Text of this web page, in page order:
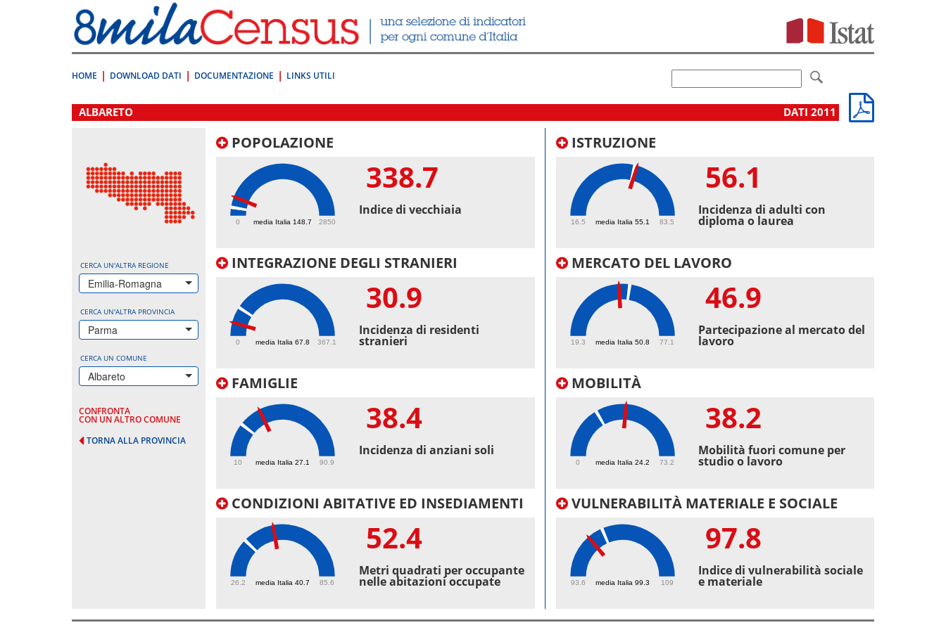
direttamente
a:
Contenuto
HOME DOWNLOAD DATI DOCUMENTAZIONE LINKS UTILI
.
ALBARETO DATI 2011
CERCA UN'ALTRA REGIONE
Emilia-Romagna
CERCA UN'ALTRA PROVINCIA
Parma
CERCA UN COMUNE
Albareto
CONFRONTA
CON UN ALTRO COMUNE
TORNA ALLA PROVINCIA
POPOLAZIONE
media Italia 148.7
0 2850
338.7
Indice di vecchiaia
INTEGRAZIONE DEGLI STRANIERI
media Italia 67.8
0 367.1
30.9
Incidenza di residenti
stranieri
FAMIGLIE
media Italia 27.1
10 90.9
38.4
Incidenza di anziani soli
CONDIZIONI ABITATIVE ED INSEDIAMENTI
media Italia 40.7
26.2 85.6
52.4
Metri quadrati per occupante
nelle abitazioni occupate
ISTRUZIONE
media Italia 55.1
16.5 83.5
56.1
Incidenza di adulti con
diploma o laurea
MERCATO DEL LAVORO
media Italia 50.8
19.3 77.1
46.9
Partecipazione al mercato del
lavoro
MOBILITÀ
media Italia 24.2
0 73.2
38.2
Mobilità fuori comune per
studio o lavoro
VULNERABILITÀ MATERIALE E SOCIALE
media Italia 99.3
93.6 109
97.8
Indice di vulnerabilità sociale
e materiale